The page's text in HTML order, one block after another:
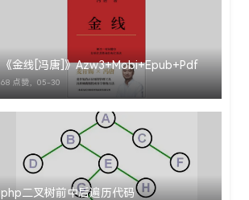
《金线[冯唐]》Azw3+Mobi+Epub+Pdf
68 点赞， 05-30
php二叉树前中后遍历代码